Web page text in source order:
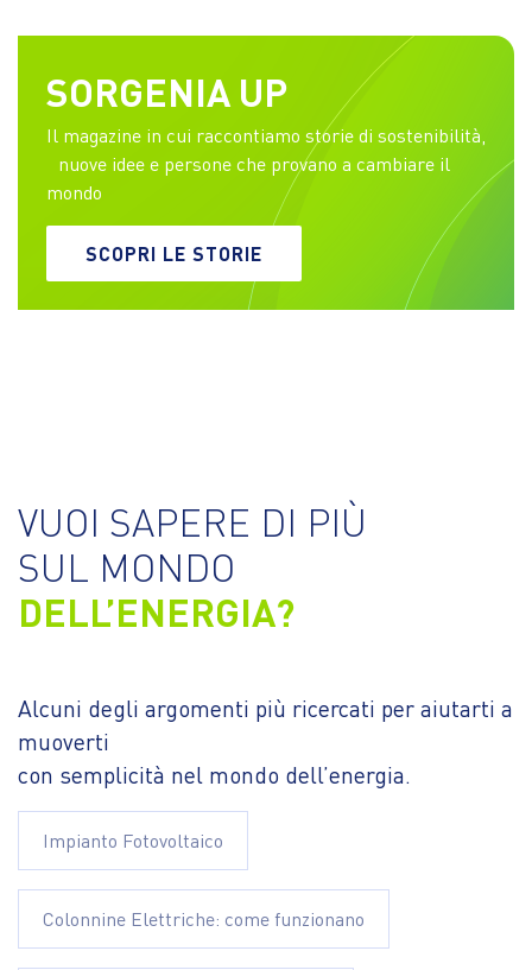
SORGENIA UP
Il magazine in cui raccontiamo storie di sostenibilità,
nuove idee e persone che provano a cambiare il
mondo
SCOPRI LE STORIE
VUOI SAPERE DI PIÙ
SUL MONDO
DELL’ENERGIA?
Alcuni degli argomenti più ricercati per aiutarti a
muoverti
con semplicità nel mondo dell’energia.
Impianto Fotovoltaico
Colonnine Elettriche: come funzionano